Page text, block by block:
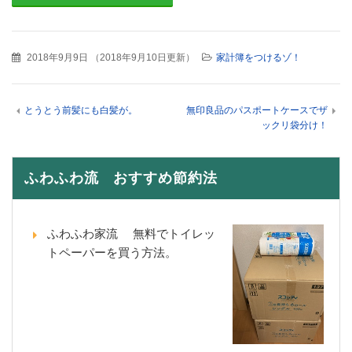
2018年9月9日 （2018年9月10日更新） 家計簿をつけるゾ！
とうとう前髪にも白髪が。
無印良品のパスポートケースでザ
ックリ袋分け！
ふわふわ流 おすすめ節約法
ふわふわ家流 無料でトイレッ
トペーパーを買う方法。